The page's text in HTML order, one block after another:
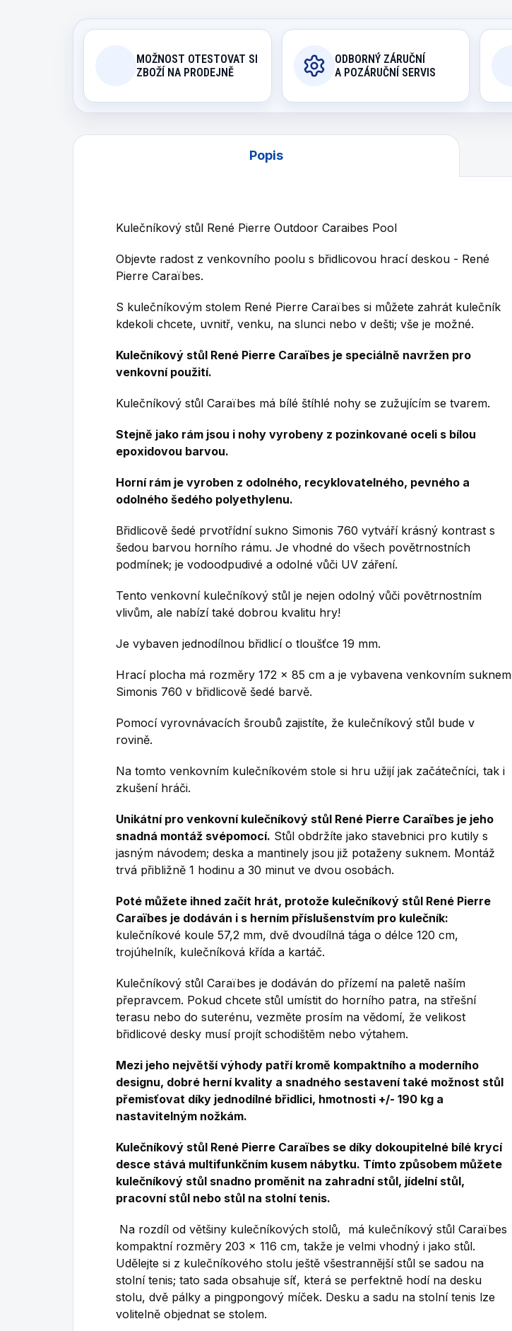
MOŽNOST OTESTOVAT SI
ZBOŽÍ NA PRODEJNĚ
ODBORNÝ ZÁRUČNÍ
A POZÁRUČNÍ SERVIS
Popis
Kulečníkový stůl René Pierre Outdoor Caraibes Pool
Objevte radost z venkovního poolu s břidlicovou hrací deskou - René
Pierre Caraïbes.
S kulečníkovým stolem René Pierre Caraïbes si můžete zahrát kulečník
kdekoli chcete, uvnitř, venku, na slunci nebo v dešti; vše je možné.
Kulečníkový stůl René Pierre Caraïbes je speciálně navržen pro
venkovní použití.
Kulečníkový stůl Caraïbes má bílé štíhlé nohy se zužujícím se tvarem.
Stejně jako rám jsou i nohy vyrobeny z pozinkované oceli s bílou
epoxidovou barvou.
Horní rám je vyroben z odolného, ​​recyklovatelného, ​​pevného a
odolného šedého polyethylenu.
Břidlicově šedé prvotřídní sukno Simonis 760 vytváří krásný kontrast s
šedou barvou horního rámu. Je vhodné do všech povětrnostních
podmínek; je vodoodpudivé a odolné vůči UV záření.
Tento venkovní kulečníkový stůl je nejen odolný vůči povětrnostním
vlivům, ale nabízí také dobrou kvalitu hry!
Je vybaven jednodílnou břidlicí o tloušťce 19 mm.
Hrací plocha má rozměry 172 x 85 cm a je vybavena venkovním suknem
Simonis 760 v břidlicově šedé barvě.
Pomocí vyrovnávacích šroubů zajistíte, že kulečníkový stůl bude v
rovině.
Na tomto venkovním kulečníkovém stole si hru užijí jak začátečníci, tak i
zkušení hráči.
Unikátní pro venkovní kulečníkový stůl René Pierre Caraïbes je jeho
snadná montáž svépomocí. Stůl obdržíte jako stavebnici pro kutily s
jasným návodem; deska a mantinely jsou již potaženy suknem. Montáž
trvá přibližně 1 hodinu a 30 minut ve dvou osobách.
Poté můžete ihned začít hrát, protože kulečníkový stůl René Pierre
Caraïbes je dodáván i s herním příslušenstvím pro kulečník:
kulečníkové koule 57,2 mm, dvě dvoudílná tága o délce 120 cm,
trojúhelník, kulečníková křída a kartáč.
Kulečníkový stůl Caraïbes je dodáván do přízemí na paletě naším
přepravcem. Pokud chcete stůl umístit do horního patra, na střešní
terasu nebo do suterénu, vezměte prosím na vědomí, že velikost
břidlicové desky musí projít schodištěm nebo výtahem.
Mezi jeho největší výhody patří kromě kompaktního a moderního
designu, dobré herní kvality a snadného sestavení také možnost stůl
přemisťovat díky jednodílné břidlici, hmotnosti +/- 190 kg a
nastavitelným nožkám.
Kulečníkový stůl René Pierre Caraïbes se díky dokoupitelné bílé krycí
desce stává multifunkčním kusem nábytku. Tímto způsobem můžete
kulečníkový stůl snadno proměnit na zahradní stůl, jídelní stůl,
pracovní stůl nebo stůl na stolní tenis.
Na rozdíl od většiny kulečníkových stolů, má kulečníkový stůl Caraïbes
kompaktní rozměry 203 x 116 cm, takže je velmi vhodný i jako stůl.
Udělejte si z kulečníkového stolu ještě všestrannější stůl se sadou na
stolní tenis; tato sada obsahuje síť, která se perfektně hodí na desku
stolu, dvě pálky a pingpongový míček. Desku a sadu na stolní tenis lze
volitelně objednat se stolem.